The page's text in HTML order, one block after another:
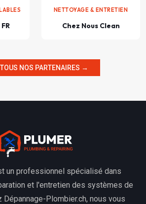
NETTOYAGE & ENTRETIEN
Chez Nous Clean
NOS PARTENAIRES →
un professionnel spécialisé dans
et l'entretien des systèmes de
Dépannage-Plombier.ch, nous vous